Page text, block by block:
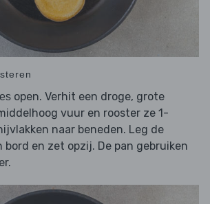
open. Verhit een droge, grote
vuur en rooster ze 1-
naar beneden. Leg de
bord en zet opzij. De pan gebruiken